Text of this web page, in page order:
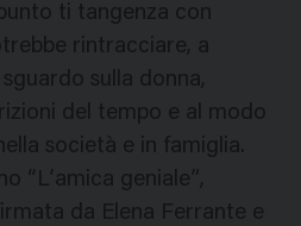
ti tangenza con
rintracciare, a
sulla donna,
del tempo e al modo
società e in famiglia.
“L’amica geniale”,
da Elena Ferrante e